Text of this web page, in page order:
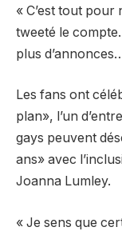
« C’est tout pour
tweeté le
plus
Les fans ont
plan», l’un
gays peuvent
ans» avec
Joanna Lumley.
« Je sens que